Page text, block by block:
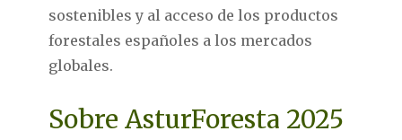
sostenibles y al acceso de los productos
forestales españoles a los mercados
globales.
Sobre AsturForesta 2025